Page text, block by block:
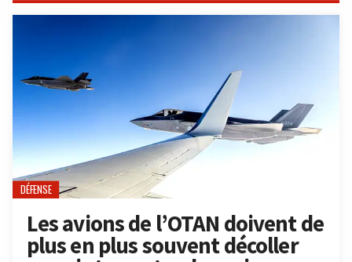
DÉFENSE
Les avions de l’OTAN doivent de
plus en plus souvent décoller